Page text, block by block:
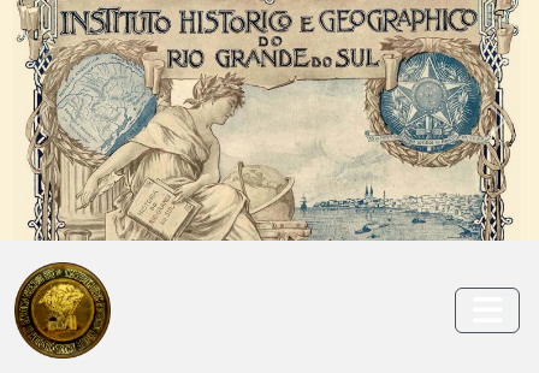
Skip to main content
Anterior